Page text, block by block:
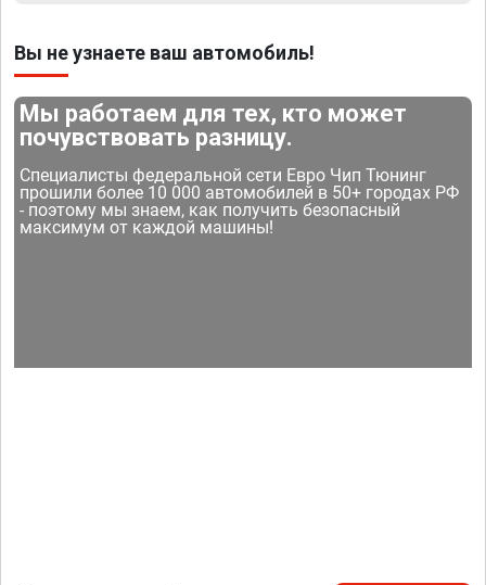
Вы не узнаете ваш автомобиль!
Мы работаем для тех, кто может
почувствовать разницу.
Специалисты федеральной сети Евро Чип Тюнинг
прошили более 10 000 автомобилей в 50+ городах РФ
- поэтому мы знаем, как получить безопасный
максимум от каждой машины!